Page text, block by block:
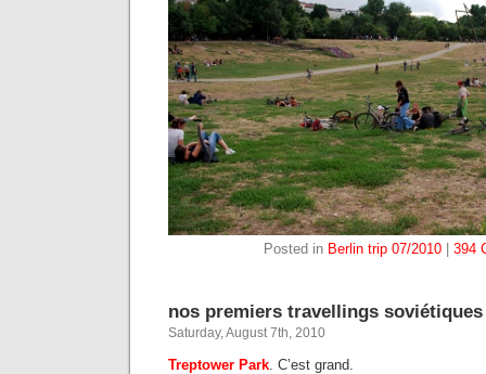
Posted in Berlin trip 07/2010 394
nos premiers travellings soviétiques
Saturday, August 7th, 2010
Treptower Park. C’est grand.